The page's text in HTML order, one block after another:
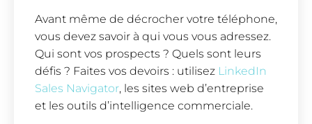
Avant même de décrocher votre téléphone,
vous devez savoir à qui vous vous adressez.
Qui sont vos prospects ? Quels sont leurs
défis ? Faites vos devoirs : utilisez LinkedIn
Sales Navigator, les sites web d’entreprise
et les outils d’intelligence commerciale.